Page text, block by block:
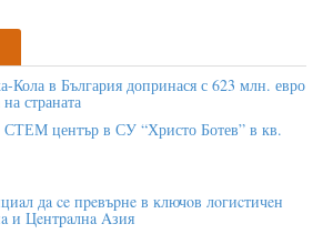
Кола в България допринася с 623 млн. евро
страната
СТЕМ център в СУ “Христо Ботев” в кв.
дa ce пpeвъpнe в ĸлючoв лoгиcтичeн
и Цeнтpaлнa Aзия